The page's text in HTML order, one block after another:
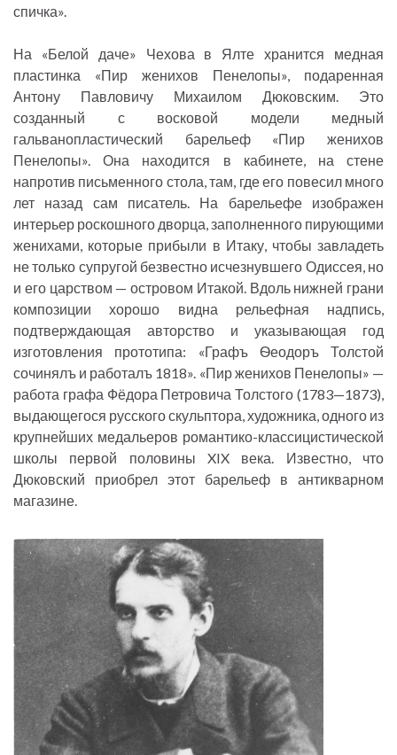
спичка».
На «Белой даче» Чехова в Ялте хранится медная
пластинка «Пир женихов Пенелопы», подаренная
Антону Павловичу Михаилом Дюковским. Это
созданный с восковой модели медный
гальванопластический барельеф «Пир женихов
Пенелопы». Она находится в кабинете, на стене
напротив письменного стола, там, где его повесил много
лет назад сам писатель. На барельефе изображен
интерьер роскошного дворца, заполненного пирующими
женихами, которые прибыли в Итаку, чтобы завладеть
не только супругой безвестно исчезнувшего Одиссея, но
и его царством — островом Итакой. Вдоль нижней грани
композиции хорошо видна рельефная надпись,
подтверждающая авторство и указывающая год
изготовления прототипа: «Графъ Ѳеодоръ Толстой
сочинялъ и работалъ 1818». «Пир женихов Пенелопы» —
работа графа Фёдора Петровича Толстого (1783—1873),
выдающегося русского скульптора, художника, одного из
крупнейших медальеров романтико-классицистической
школы первой половины XIX века. Известно, что
Дюковский приобрел этот барельеф в антикварном
магазине.